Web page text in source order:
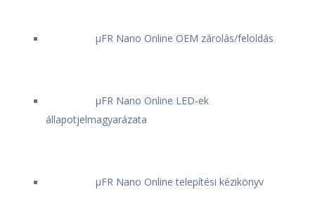
μFR Nano Online OEM zárolás/feloldás
μFR Nano Online LED-ek
állapotjelmagyarázata
μFR Nano Online telepítési kézikönyv